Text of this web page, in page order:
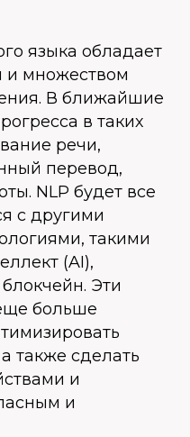
языка обладает
множеством
В ближайшие
в таких
речи,
перевод,
NLP будет все
с другими
такими
(AI),
Эти
больше
также сделать
и
и